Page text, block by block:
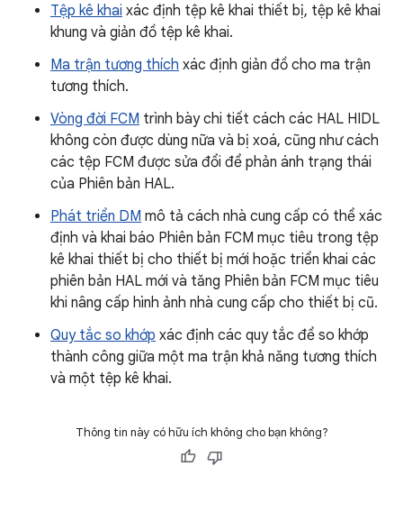
Tệp kê khai xác định tệp kê khai thiết bị, tệp kê khai
khung và giản đồ tệp kê khai.
Ma trận tương thích xác định giản đồ cho ma trận
tương thích.
Vòng đời FCM trình bày chi tiết cách các HAL HIDL
không còn được dùng nữa và bị xoá, cũng như cách
các tệp FCM được sửa đổi để phản ánh trạng thái
của Phiên bản HAL.
Phát triển DM mô tả cách nhà cung cấp có thể xác
định và khai báo Phiên bản FCM mục tiêu trong tệp
kê khai thiết bị cho thiết bị mới hoặc triển khai các
phiên bản HAL mới và tăng Phiên bản FCM mục tiêu
khi nâng cấp hình ảnh nhà cung cấp cho thiết bị cũ.
Quy tắc so khớp xác định các quy tắc để so khớp
thành công giữa một ma trận khả năng tương thích
và một tệp kê khai.
Thông tin này có hữu ích không cho bạn không?